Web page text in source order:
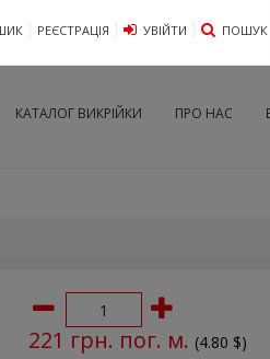
РЕЄСТРАЦІЯ УВIЙТИ ПОШУК
КАТАЛОГ ВИКРІЙКИ ПРО НАС
221 грн. пог. м. (4.80 $)